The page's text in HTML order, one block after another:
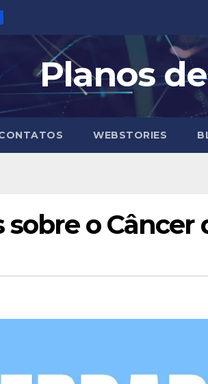
Planos
WEBSTORIES
sobre o Câncer